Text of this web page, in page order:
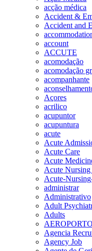
acção médica
Accident &
Accident and
account
ACCUTE
acomodação
acomodação
acompanhante
Açores
acrilico
acupuntor
acupuntura
acute
Acute
Acute Care
Acute
Acute
Acute-
administrar
Administrativo
Adult
Adults
AEROPORTO
Agencia
Agency Job